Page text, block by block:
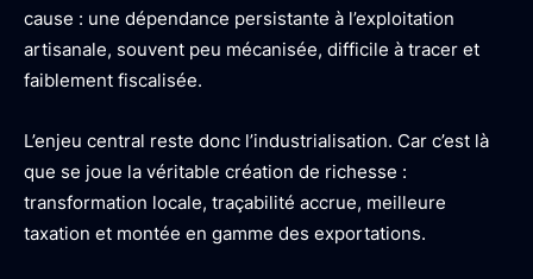
cause : une dépendance persistante à l’exploitation
artisanale, souvent peu mécanisée, difficile à tracer et
faiblement fiscalisée.
L’enjeu central reste donc l’industrialisation. Car c’est là
que se joue la véritable création de richesse :
transformation locale, traçabilité accrue, meilleure
taxation et montée en gamme des exportations.